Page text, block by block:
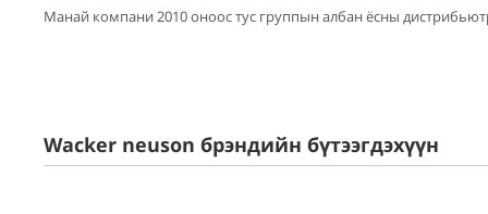
Манай компани 2010 оноос тус группын албан ёсны
Wacker neuson брэндийн бүтээгдэхүүн